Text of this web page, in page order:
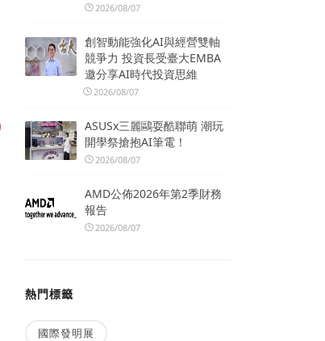
2026/08/07
創智動能強化AI與經營雙軸
競爭力 投資長受臺大EMBA
邀分享AI時代投資思維
2026/08/07
ASUSx三麗鷗耍酷聯萌 潮玩
開學祭搶抱AI筆電！
2026/08/07
AMD公佈2026年第2季財務
報告
2026/08/07
熱門標籤
國際發明展